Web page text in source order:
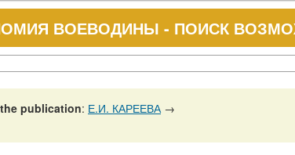
ВОЕВОДИНЫ - ПОИСК
publication: Е.И. КАРЕЕВА→